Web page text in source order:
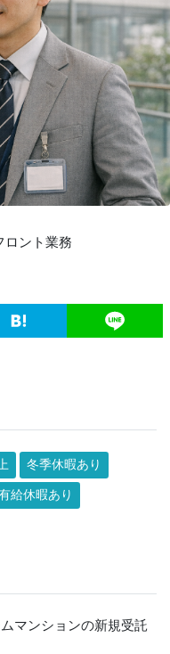
ロント業務
冬季休暇あり
給休暇あり
マンションの新規受託